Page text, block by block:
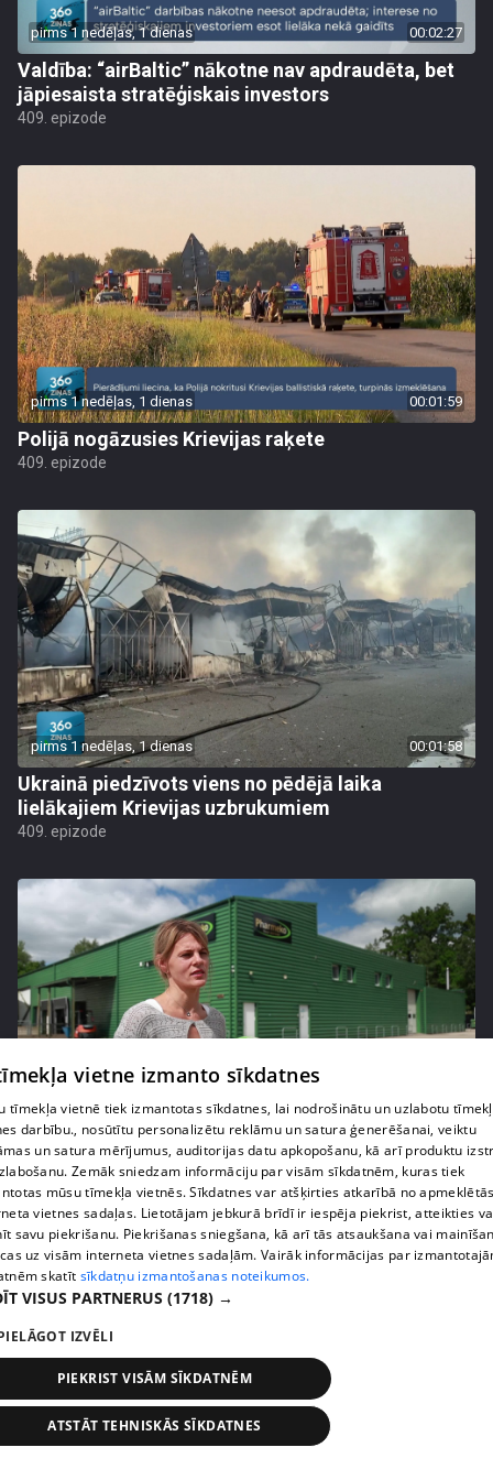
pirms 1 nedēļas, 1 dienas 00:02:27
Valdība: “airBaltic” nākotne nav apdraudēta, bet
jāpiesaista stratēģiskais investors
409. epizode
pirms 1 nedēļas, 1 dienas 00:01:59
Polijā nogāzusies Krievijas raķete
409. epizode
pirms 1 nedēļas, 1 dienas 00:01:58
Ukrainā piedzīvots viens no pēdējā laika
lielākajiem Krievijas uzbrukumiem
409. epizode
pirms 1 nedēļas, 1 dienas 00:05:05
Melleņu zelta drudzis: kas nosaka iepirkuma
cenu?
409. epizode
vietne izmanto sīkdatnes
tīmekļa vietnē tiek izmantotas sīkdatnes, lai nodrošinātu un uzlabotu
darbību., nosūtītu personalizētu reklāmu un satura ģenerēšanai, veiktu
un satura mērījumus, auditorijas datu apkopošanu, kā arī produktu
Zemāk sniedzam informāciju par visām sīkdatnēm, kuras tiek
mūsu tīmekļa vietnēs. Sīkdatnes var atšķirties atkarībā no
vietnes sadaļas. Lietotājam jebkurā brīdī ir iespēja piekrist, atteikties
savu piekrišanu. Piekrišanas sniegšana, kā arī tās atsaukšana vai
uz visām interneta vietnes sadaļām. Vairāk informācijas par
skatīt sīkdatņu izmantošanas noteikumos.
VISUS PARTNERUS (1718) →
IZVĒLI
PIEKRIST VISĀM SĪKDATNĒM
ATSTĀT TEHNISKĀS SĪKDATNES